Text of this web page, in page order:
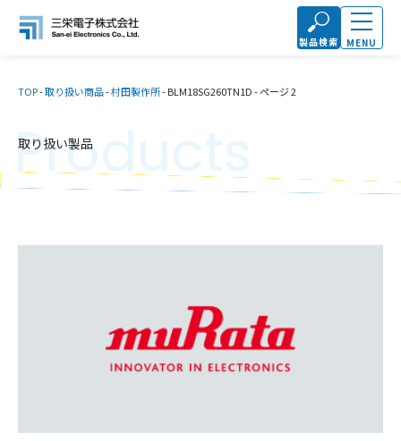
製品検索 MENU
TOP-取り扱い商品-村田製作所-BLM18SG260TN1D-ページ 2
取り扱い製品
Products